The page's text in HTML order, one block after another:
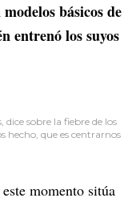
básicos de
entrenó los suyos
sobre la fiebre de los
hecho, que es centrarnos
momento sitúa